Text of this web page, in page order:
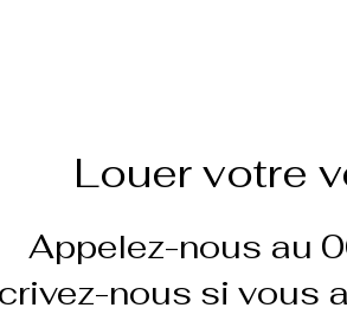
Louer votre
Appelez-nous au
nous si vous